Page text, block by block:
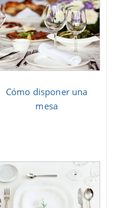
Cómo disponer una
mesa